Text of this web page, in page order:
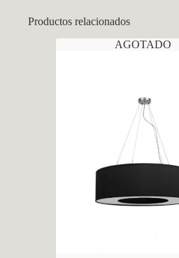
Productos relacionados
AGOTADO
CCM Decoración